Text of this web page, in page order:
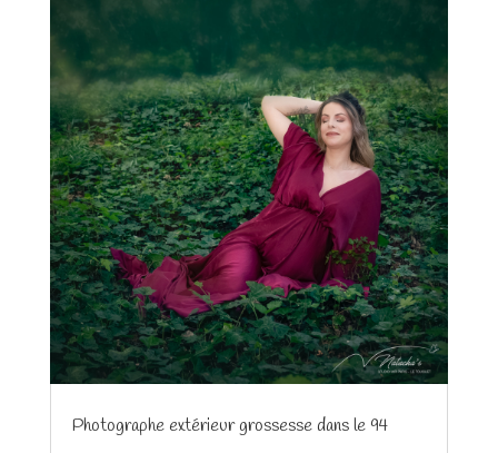
Photographe extérieur grossesse dans le 94